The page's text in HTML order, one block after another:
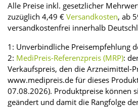
Alle Preise inkl. gesetzlicher
zuzüglich 4,49 € Versandkosten, ab
versandkostenfrei innerhalb
1: Unverbindliche Preisempfehlung
2: MediPreis-Referenzpreis (MRP):
Verkaufspreis, den die Arzneimittel-
www.medipreis.de für dieses
07.08.2026). Produktpreise können
geändert und damit die Rangfolge